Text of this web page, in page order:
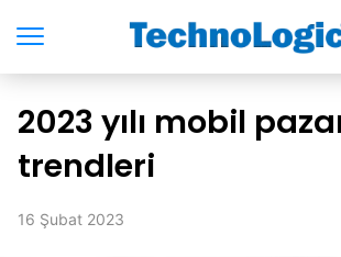
2023 yılı mobil
trendleri
16 Şubat 2023